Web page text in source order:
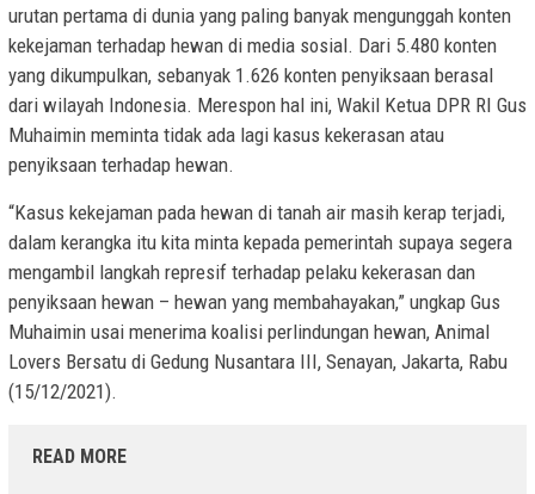
urutan pertama di dunia yang paling banyak mengunggah konten
kekejaman terhadap hewan di media sosial. Dari 5.480 konten
yang dikumpulkan, sebanyak 1.626 konten penyiksaan berasal
dari wilayah Indonesia. Merespon hal ini, Wakil Ketua DPR RI Gus
Muhaimin meminta tidak ada lagi kasus kekerasan atau
penyiksaan terhadap hewan.
“Kasus kekejaman pada hewan di tanah air masih kerap terjadi,
dalam kerangka itu kita minta kepada pemerintah supaya segera
mengambil langkah represif terhadap pelaku kekerasan dan
penyiksaan hewan – hewan yang membahayakan,” ungkap Gus
Muhaimin usai menerima koalisi perlindungan hewan, Animal
Lovers Bersatu di Gedung Nusantara III, Senayan, Jakarta, Rabu
(15/12/2021).
READ MORE